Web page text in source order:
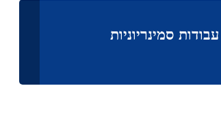
עבודות סמינריוניות